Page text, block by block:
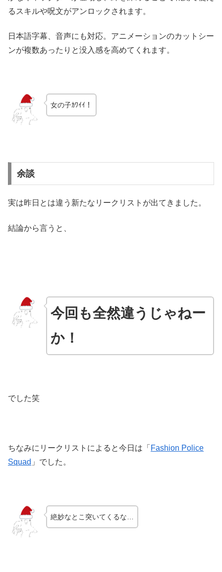
るスキルや呪文がアンロックされます。
日本語字幕、音声にも対応。アニメーションのカットシー
ンが複数あったりと没入感を高めてくれます。
女の子ｶﾜｲｲ！
余談
実は昨日とは違う新たなリークリストが出てきました。
結論から言うと、
今回も全然違うじゃねー
か！
でした笑
ちなみにリークリストによると今日は「 Fashion Police
Squad 」でした。
絶妙なとこ突いてくるな…